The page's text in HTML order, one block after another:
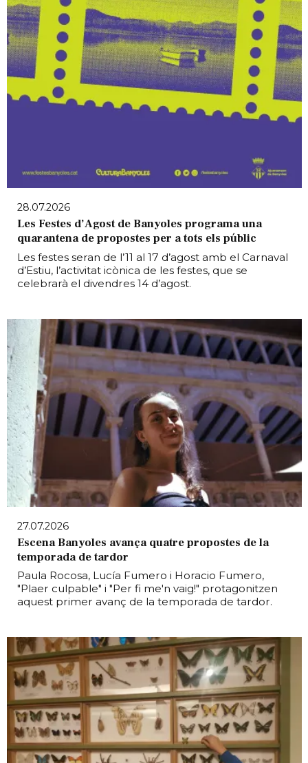
28.07.2026
Les Festes d’Agost de Banyoles programa una
quarantena de propostes per a tots els públic
Les festes seran de l’11 al 17 d’agost amb el Carnaval
d’Estiu, l’activitat icònica de les festes, que se
celebrarà el divendres 14 d’agost.
27.07.2026
Escena Banyoles avança quatre propostes de la
temporada de tardor
Paula Rocosa, Lucía Fumero i Horacio Fumero,
"Plaer culpable" i "Per fi me'n vaig!" protagonitzen
aquest primer avanç de la temporada de tardor.